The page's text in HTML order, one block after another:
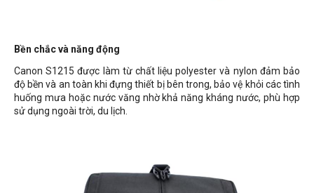
Bền chắc và năng động
Canon S1215 được làm từ chất liệu polyester và nylon đảm bảo
độ bền và an toàn khi đựng thiết bị bên trong, bảo vệ khỏi các tình
huống mưa hoặc nước văng nhờ khả năng kháng nước, phù hợp
sử dụng ngoài trời, du lịch.